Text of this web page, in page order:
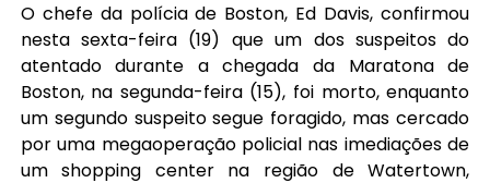
O chefe da polícia de Boston, Ed Davis, confirmou
nesta sexta-feira (19) que um dos suspeitos do
atentado durante a chegada da Maratona de
Boston, na segunda-feira (15), foi morto, enquanto
um segundo suspeito segue foragido, mas cercado
por uma megaoperação policial nas imediações de
um shopping center na região de Watertown,